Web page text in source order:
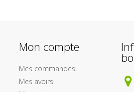
Mon compte
Mes commandes
Mes avoirs